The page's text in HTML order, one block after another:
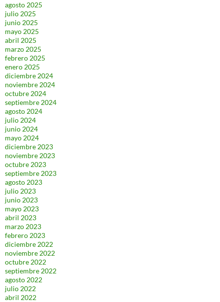
agosto 2025
julio 2025
junio 2025
mayo 2025
abril 2025
marzo 2025
febrero 2025
enero 2025
diciembre 2024
noviembre 2024
octubre 2024
septiembre 2024
agosto 2024
julio 2024
junio 2024
mayo 2024
diciembre 2023
noviembre 2023
octubre 2023
septiembre 2023
agosto 2023
julio 2023
junio 2023
mayo 2023
abril 2023
marzo 2023
febrero 2023
diciembre 2022
noviembre 2022
octubre 2022
septiembre 2022
agosto 2022
julio 2022
abril 2022